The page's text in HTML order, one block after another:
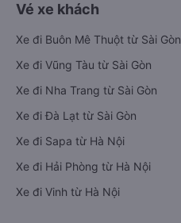
Vé xe khách
Xe đi Buôn Mê Thuột từ Sài Gòn
Xe đi Vũng Tàu từ Sài Gòn
Xe đi Nha Trang từ Sài Gòn
Xe đi Đà Lạt từ Sài Gòn
Xe đi Sapa từ Hà Nội
Xe đi Hải Phòng từ Hà Nội
Xe đi Vinh từ Hà Nội